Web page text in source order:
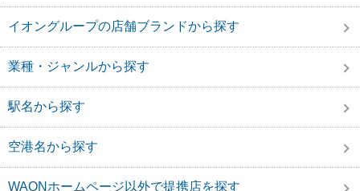
イオングループの店舗ブランドから探す
業種・ジャンルから探す
駅名から探す
空港名から探す
WAONホームページ以外で提携店を探す